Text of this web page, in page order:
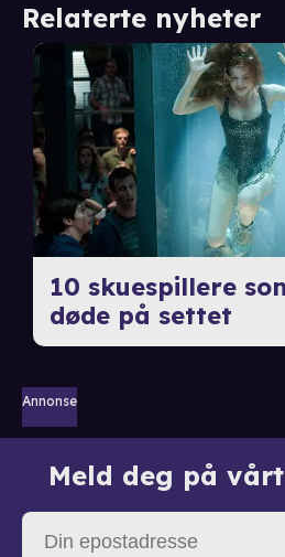
Relaterte nyheter
10 skuespillere
døde på settet
Annonse
Meld deg på